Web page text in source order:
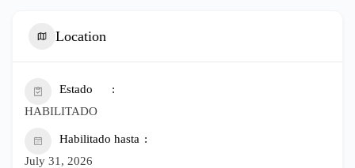
Location
Estado
HABILITADO
Habilitado hasta
July 31, 2026